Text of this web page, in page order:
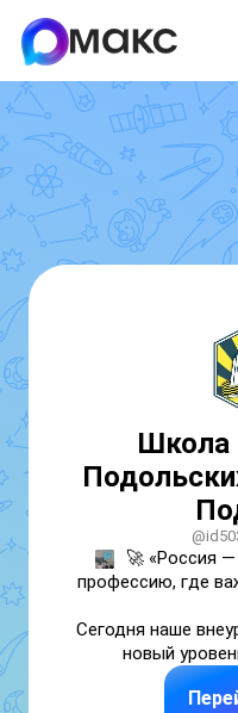
Школа
🚀 «Россия
профессию, где
Сегодня наше
новый
настоящая